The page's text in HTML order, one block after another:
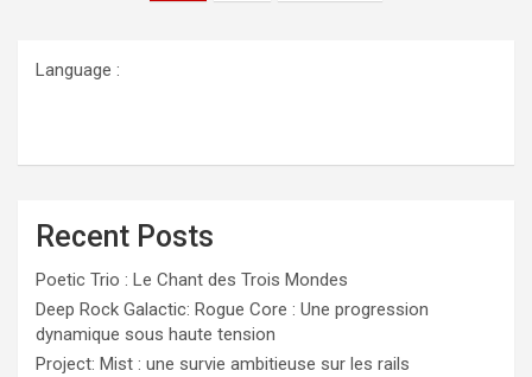
Language :
Recent Posts
Poetic Trio : Le Chant des Trois Mondes
Deep Rock Galactic: Rogue Core : Une progression
dynamique sous haute tension
Project: Mist : une survie ambitieuse sur les rails